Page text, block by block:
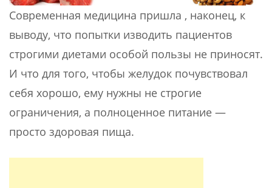
Современная медицина пришла , наконец, к
выводу, что попытки изводить пациентов
строгими диетами особой пользы не приносят.
И что для того, чтобы желудок почувствовал
себя хорошо, ему нужны не строгие
ограничения, а полноценное питание —
просто здоровая пища.